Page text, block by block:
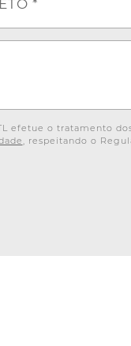
*
efetue o tratamento
, respeitando o